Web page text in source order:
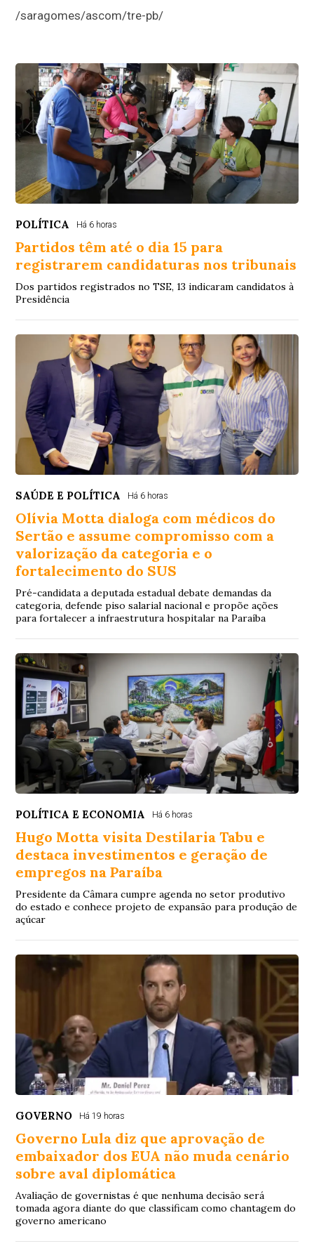
/saragomes/ascom/tre-pb/
POLÍTICA Há 6 horas
Partidos têm até o dia 15 para
registrarem candidaturas nos tribunais
Dos partidos registrados no TSE, 13 indicaram candidatos à
Presidência
SAÚDE E POLÍTICA Há 6 horas
Olívia Motta dialoga com médicos do
Sertão e assume compromisso com a
valorização da categoria e o
fortalecimento do SUS
Pré-candidata a deputada estadual debate demandas da
categoria, defende piso salarial nacional e propõe ações
para fortalecer a infraestrutura hospitalar na Paraíba
POLÍTICA E ECONOMIA Há 6 horas
Hugo Motta visita Destilaria Tabu e
destaca investimentos e geração de
empregos na Paraíba
Presidente da Câmara cumpre agenda no setor produtivo
do estado e conhece projeto de expansão para produção de
açúcar
GOVERNO Há 19 horas
Governo Lula diz que aprovação de
embaixador dos EUA não muda cenário
sobre aval diplomática
Avaliação de governistas é que nenhuma decisão será
tomada agora diante do que classificam como chantagem do
governo americano